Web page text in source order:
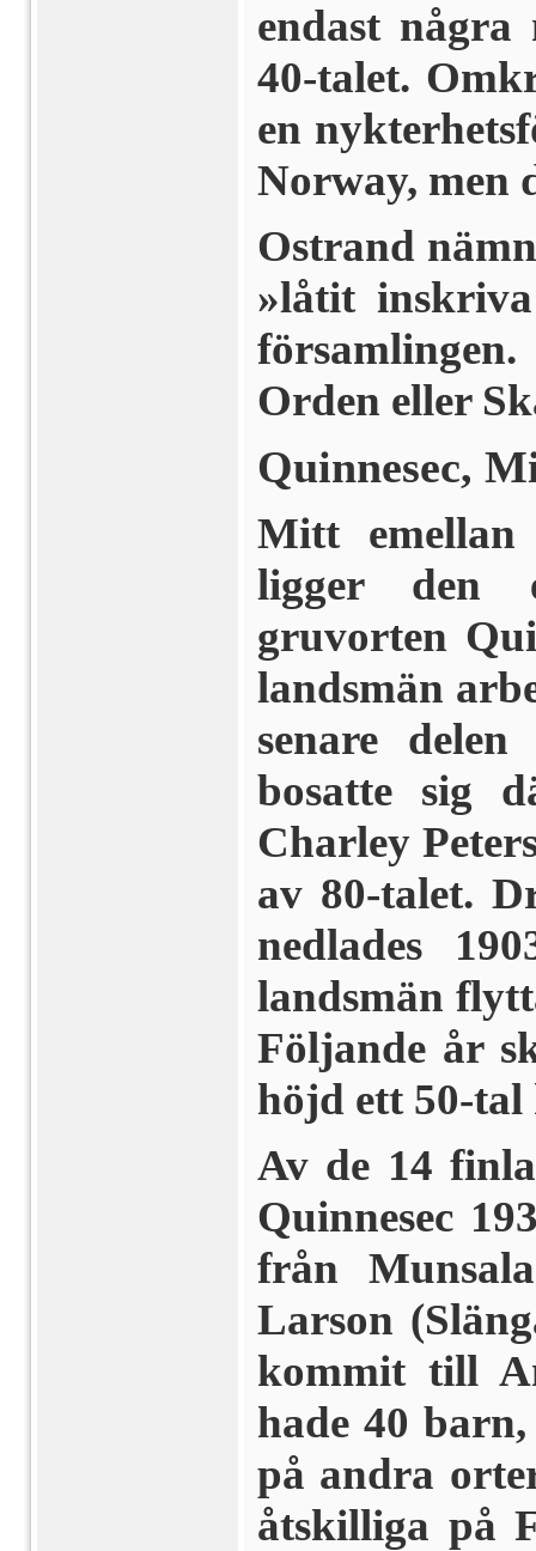
endast
40-talet.
en
Norway, men
Ostrand
»låtit
Orden eller
Quinnesec,
Mitt
ligger den
gruvorten
landsmän
senare
bosatte sig
Charley
av 80-talet.
nedlades
landsmän
Följande år
höjd ett 50-
Av de 14
Quinnesec
från
Larson
kommit till
hade 40
på andra
åt­skilliga på